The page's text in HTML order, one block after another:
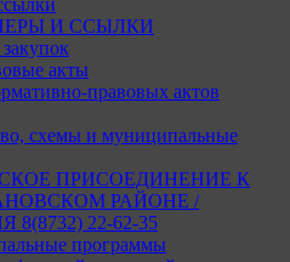
И ССЫЛКИ
акты
правовых актов
схемы и муниципальные
ПРИСОЕДИНЕНИЕ К
РАЙОНЕ /
22-62-35
программы